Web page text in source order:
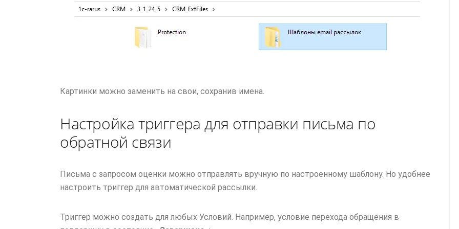
Картинки можно заменить на свои, сохранив имена.
Настройка триггера для отправки письма по
обратной связи
Письма с запросом оценки можно отправлять вручную по настроенному шаблону. Но удобнее
настроить триггер для автоматической рассылки.
Триггер можно создать для любых Условий. Например, условие перехода обращения в